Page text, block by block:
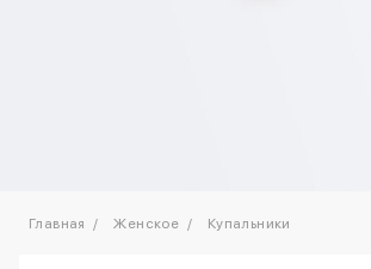
Главная Женское Купальники